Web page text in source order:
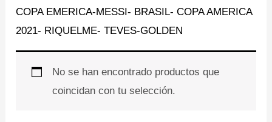
COPA EMERICA-MESSI- BRASIL- COPA AMERICA
2021- RIQUELME- TEVES-GOLDEN
No se han encontrado productos que
coincidan con tu selección.